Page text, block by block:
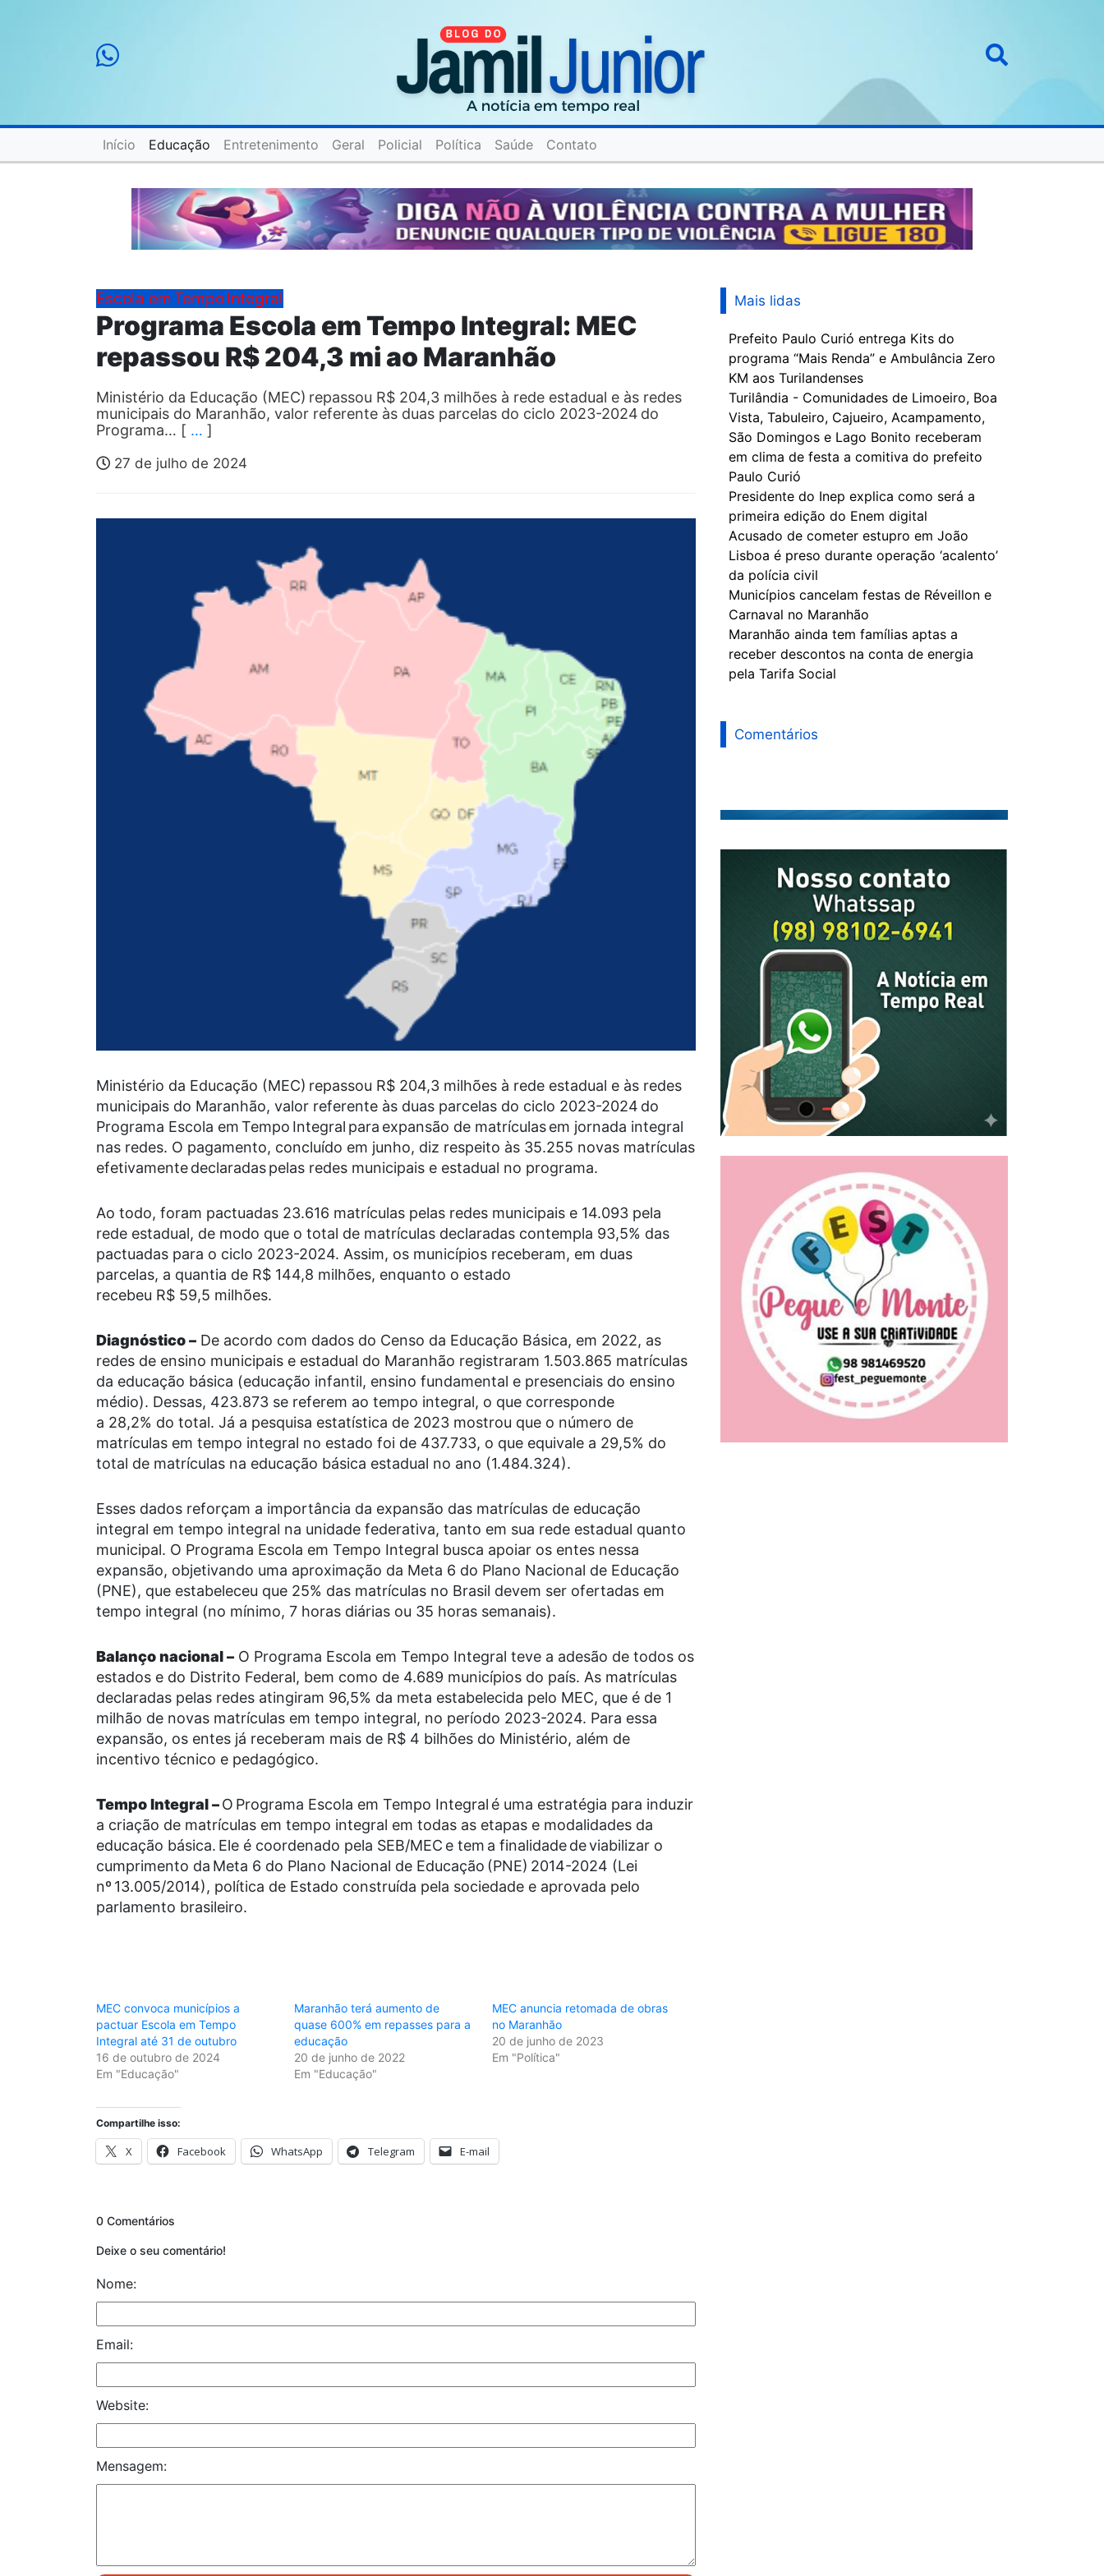
Início Educação Entretenimento Geral Policial Política Saúde Contato
Escola em Tempo Integral
Programa Escola em Tempo Integral: MEC
repassou R$ 204,3 mi ao Maranhão
Ministério da Educação (MEC) repassou R$ 204,3 milhões à rede estadual e às redes
municipais do Maranhão, valor referente às duas parcelas do ciclo 2023-2024 do
Programa… [ … ]
27 de julho de 2024
Ministério da Educação (MEC) repassou R$ 204,3 milhões à rede estadual e às redes
municipais do Maranhão, valor referente às duas parcelas do ciclo 2023-2024 do
Programa Escola emTempo Integral para expansão de matrículas em jornada integral
nas redes. O pagamento, concluído em junho, diz respeito às 35.255 novas matrículas
efetivamente declaradas pelas redes municipais e estadual no programa.
Ao todo, foram pactuadas 23.616 matrículas pelas redes municipais e 14.093 pela
rede estadual, de modo que o total de matrículas declaradas contempla 93,5% das
pactuadas para o ciclo 2023-2024. Assim, os municípios receberam, em duas
parcelas, a quantia de R$ 144,8 milhões, enquanto o estado
recebeu R$ 59,5 milhões.
Diagnóstico– De acordo com dados do Censo da Educação Básica, em 2022, as
redes de ensino municipais e estadual do Maranhão registraram 1.503.865 matrículas
da educação básica (educação infantil, ensino fundamental e presenciais do ensino
médio). Dessas, 423.873 se referem ao tempo integral, o que corresponde
a 28,2% do total. Já a pesquisa estatística de 2023 mostrou que o número de
matrículas em tempo integral no estado foi de 437.733, o que equivale a 29,5% do
total de matrículas na educação básica estadual no ano (1.484.324).
Esses dados reforçam a importância da expansão das matrículas de educação
integral em tempo integral na unidade federativa, tanto em sua rede estadual quanto
municipal. O Programa Escola em Tempo Integral busca apoiar os entes nessa
expansão, objetivando uma aproximação da Meta 6 do Plano Nacional de Educação
(PNE), que estabeleceu que 25% das matrículas no Brasil devem ser ofertadas em
tempo integral (no mínimo, 7 horas diárias ou 35 horas semanais).
Balanço nacional– O Programa Escola em Tempo Integral teve a adesão de todos os
estados e do Distrito Federal, bem como de 4.689 municípios do país. As matrículas
declaradas pelas redes atingiram 96,5% da meta estabelecida pelo MEC, que é de 1
milhão de novas matrículas em tempo integral, no período 2023-2024. Para essa
expansão, os entes já receberam mais de R$ 4 bilhões do Ministério, além de
incentivo técnico e pedagógico.
Tempo Integral–O Programa Escola em Tempo Integral é uma estratégia para induzir
a criação de matrículas em tempo integral em todas as etapas e modalidades da
educação básica. Ele é coordenado pela SEB/MEC e tem a finalidade de viabilizar o
cumprimento da Meta 6 do Plano Nacional de Educação (PNE) 2014-2024 (Lei
nº 13.005/2014), política de Estado construída pela sociedade e aprovada pelo
parlamento brasileiro.
MEC convoca municípios a
pactuar Escola em Tempo
Integral até 31 de outubro
16 de outubro de 2024
Em "Educação"
Maranhão terá aumento de
quase 600% em repasses para a
educação
20 de junho de 2022
Em "Educação"
MEC anuncia retomada de obras
no Maranhão
20 de junho de 2023
Em "Política"
Compartilhe isso:
X Facebook WhatsApp Telegram E-mail
0 Comentários
Deixe o seu comentário!
Nome:
Email:
Website:
Mensagem:
Mais lidas
Prefeito Paulo Curió entrega Kits do
programa “Mais Renda” e Ambulância Zero
KM aos Turilandenses
Turilândia - Comunidades de Limoeiro, Boa
Vista, Tabuleiro, Cajueiro, Acampamento,
São Domingos e Lago Bonito receberam
em clima de festa a comitiva do prefeito
Paulo Curió
Presidente do Inep explica como será a
primeira edição do Enem digital
Acusado de cometer estupro em João
Lisboa é preso durante operação ‘acalento’
da polícia civil
Municípios cancelam festas de Réveillon e
Carnaval no Maranhão
Maranhão ainda tem famílias aptas a
receber descontos na conta de energia
pela Tarifa Social
Comentários